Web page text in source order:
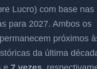
Lucro) com base nas
para 2027. Ambos os
próximos
da última